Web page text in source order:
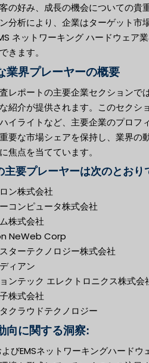
の好み、成長の機会についての貴
分析により、企業はターゲット市
ネットワーキング ハードウェア
きます。
業界プレーヤーの概要
レポートの主要企業セクションで
紹介が提供されます。このセクシ
イライトなど、主要企業のプロフ
要な市場シェアを保持し、業界の
焦点を当てています。
主要プレーヤーは次のとおり
ン株式会社
コンピュータ株式会社
株式会社
NeWeb Corp
ターテクノロジー株式会社
ィアン
ンテック エレクトロニクス株式会
株式会社
クラウドテクノロジー
向に関する洞察:
びEMSネットワーキングハード